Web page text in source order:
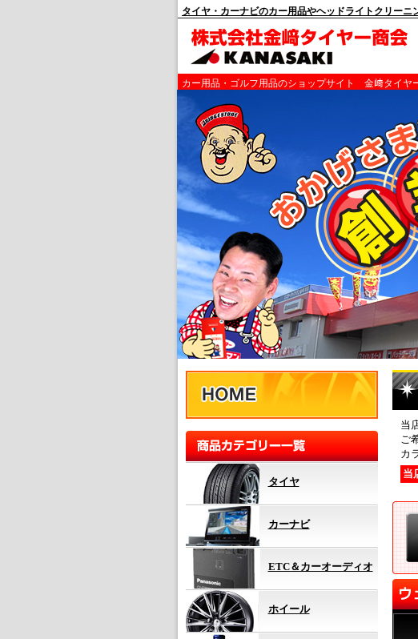
タイヤ
カーナビ
ETC＆カーオーディオ
ホイール
タイヤ・カーナビのカー用品やヘッドライトクリー
カー用品・ゴルフ用品のショップサイト 金﨑タ
当
ご
カ
当